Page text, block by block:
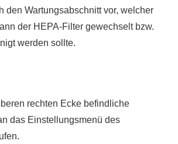
den Wartungsabschnitt vor, welcher
der HEPA-Filter gewechselt bzw.
werden sollte.
rechten Ecke befindliche
das Einstellungsmenü des